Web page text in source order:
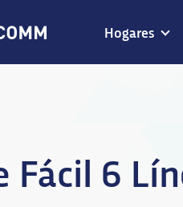
Hogares
Fácil 6